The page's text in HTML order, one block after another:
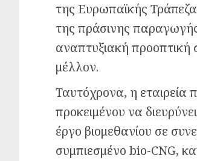
της Ευρωπαϊκής
της πράσινης παραγωγής,
αναπτυξιακή προοπτική
μέλλον.
Ταυτόχρονα, η
προκειμένου να
έργο βιομεθανίου σε
συμπιεσμένο bio-CNG,